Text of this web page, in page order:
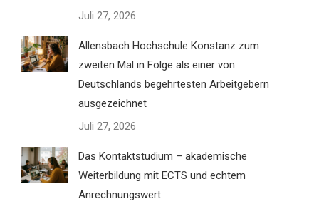
Juli 27, 2026
Allensbach Hochschule Konstanz zum
zweiten Mal in Folge als einer von
Deutschlands begehrtesten Arbeitgebern
ausgezeichnet
Juli 27, 2026
Das Kontaktstudium – akademische
Weiterbildung mit ECTS und echtem
Anrechnungswert